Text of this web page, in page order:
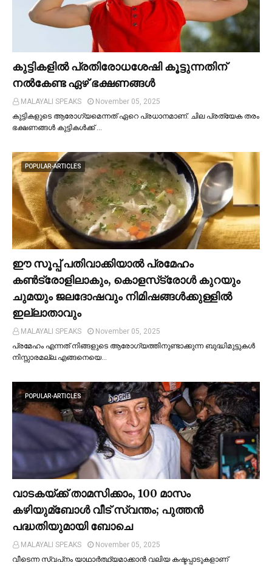
കുട്ടികളില്‍ പ്രതിരോധശേഷി കൂട്ടുന്നതിന്
നല്‍കേണ്ട ഏഴ് ഭക്ഷണങ്ങള്‍
MALAYALI SPEAKS
November 05, 2025
കുട്ടികളുടെ ആരോഗ്യമെന്നത് ഏറെ പ്രധാനമാണ്. ചില പ്രത്യേക തരം
ഭക്ഷണങ്ങള്‍ കുട്ടികള്‍ക്ക് …
POPULAR-ARTICLES
ഈ സൂപ്പ് പതിവാക്കിയാല്‍ പ്രമേഹം
കണ്‍ട്രോളിലാകും, കൊളസ്‌ട്രോള്‍ കുറയും
ചുമയും ജലദോഷവും നിമിഷങ്ങള്‍ക്കുള്ളില്‍
ഇല്ലാതാവും
MALAYALI SPEAKS
November 05, 2025
പ്രമേഹം എന്നത് നിങ്ങളുടെ ആരോഗ്യത്തിനുണ്ടാക്കുന്ന ബുദ്ധിമുട്ടുകള്‍
നിസ്സാരമല്ല.എങ്ങനെയെ…
POPULAR-ARTICLES
വാടകയ്ക്ക് താമസിക്കാം, 100 മാസം
കഴിയുമ്ബോള്‍ വീട് സ്വന്തം; പുത്തന്‍
പദ്ധതിയുമായി ബോചെ
MALAYALI SPEAKS
November 05, 2025
വീടെന്ന സ്വപ്‌നം യാഥാര്‍ത്ഥ്യമാക്കാന്‍ വലിയ കഷ്ടപ്പാടുകളാണ്